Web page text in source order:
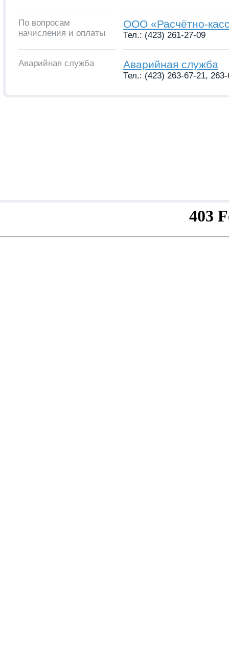
По вопросам
начисления и оплаты
ООО «Расчётно-
Тел.: (423) 261-27-09
Аварийная служба Аварийная служба
Тел.: (423) 263-67-21,